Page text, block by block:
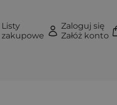
Listy
zakupowe
Zaloguj się
Załóż konto